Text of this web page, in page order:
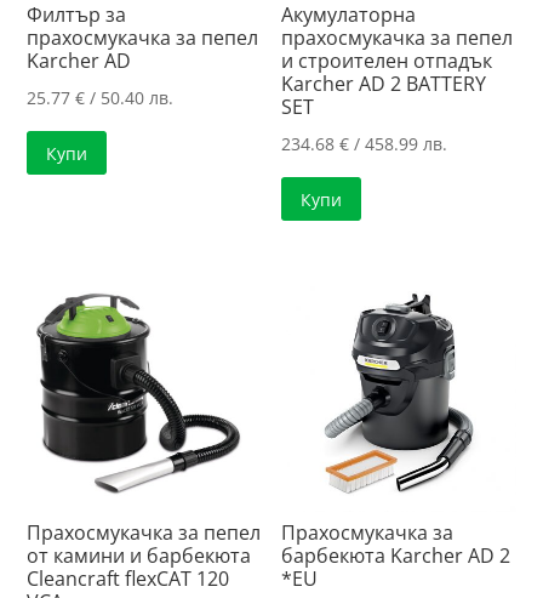
Филтър за
прахосмукачка за пепел
Karcher AD
25.77€ / 50.40 лв.
Купи
Акумулаторна
прахосмукачка за пепел
и строителен отпадък
Karcher AD 2 BATTERY
SET
234.68€ / 458.99 лв.
Купи
Прахосмукачка за пепел
от камини и барбекюта
Cleancraft flexCAT 120
Прахосмукачка за
барбекюта Karcher AD 2
*EU